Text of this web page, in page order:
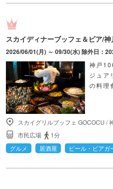
スカイディナーブッフェ＆ビア/
2026/06/01(月) ～ 09/30(水) 除外日：
神戸
ジュア
の料理
スカイグリルブッフェ GOCOCU /
市民広場
1分
グルメ
居酒屋 ビール・ビアガ